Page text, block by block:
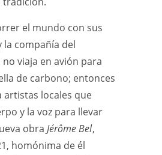
el mundo con sus
la compañía del
viaja en avión para
de carbono; entonces
artistas locales que
y la voz para llevar
obra Jérôme Bel,
homónima de él